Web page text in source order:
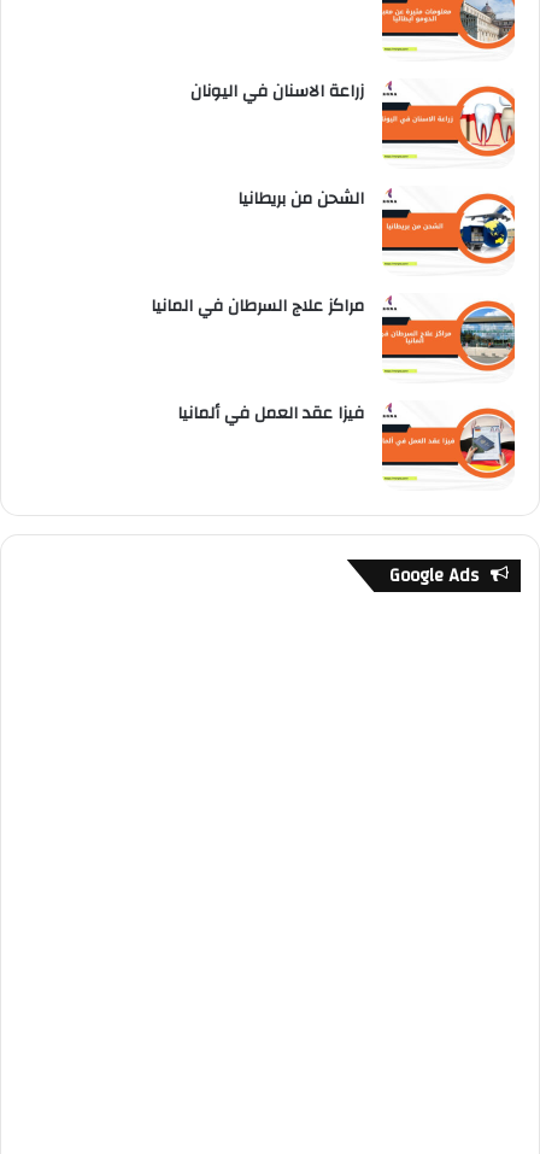
زراعة الاسنان في اليونان
الشحن من بريطانيا
مراكز علاج السرطان في المانيا
فيزا عقد العمل في ألمانيا
Google Ads